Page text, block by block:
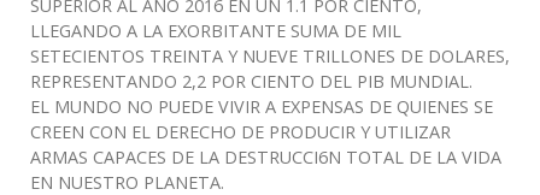
SUPERIOR AL AÑO 2016 EN UN 1.1 POR CIENTO,
LLEGANDO A LA EXORBITANTE SUMA DE MIL
SETECIENTOS TREINTA Y NUEVE TRILLONES DE DOLARES,
REPRESENTANDO 2,2 POR CIENTO DEL PIB MUNDIAL.
EL MUNDO NO PUEDE VIVIR A EXPENSAS DE QUIENES SE
CREEN CON EL DERECHO DE PRODUCIR Y UTILIZAR
ARMAS CAPACES DE LA DESTRUCCI6N TOTAL DE LA VIDA
EN NUESTRO PLANETA.